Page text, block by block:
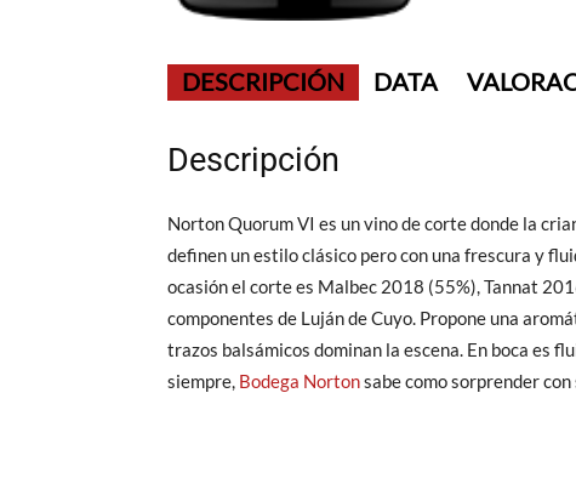
DESCRIPCIÓN DATA
Descripción
Norton Quorum VI es un vino de corte donde la
definen un estilo clásico pero con una frescura y
ocasión el corte es Malbec 2018 (55%), Tannat
componentes de Luján de Cuyo. Propone una
trazos balsámicos dominan la escena. En boca es
siempre, Bodega Nortonsabe como sorprender